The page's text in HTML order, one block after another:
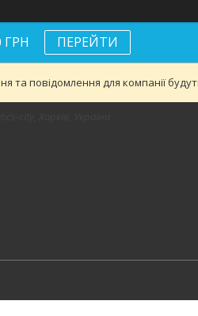
ГРН ПЕРЕЙТИ
повідомлення для компанії